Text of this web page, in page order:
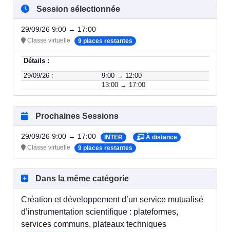
Session sélectionnée
29/09/26 9:00 → 17:00
Classe virtuelle 9 places restantes
Détails :
29/09/26 :
9:00 → 12:00
13:00 → 17:00
Prochaines Sessions
29/09/26 9:00 → 17:00 INTER
À distance
Classe virtuelle
9 places restantes
Dans la même catégorie
Création et développement d’un service mutualisé
d’instrumentation scientifique : plateformes,
services communs, plateaux techniques